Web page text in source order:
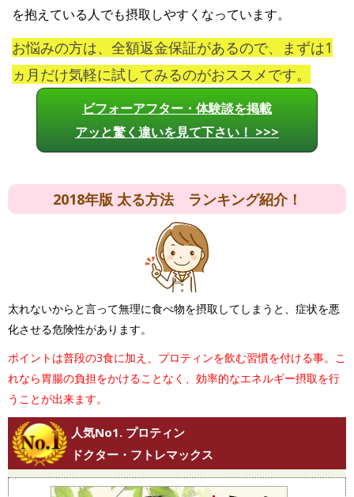
を抱えている人でも摂取しやすくなっています。
お悩みの方は、全額返金保証があるので、まずは1
ヵ月だけ気軽に試してみるのがおススメです。
ビフォーアフター・体験談を掲載
アッと驚く違いを見て下さい！ >>>
2018年版 太る方法 ランキング紹介！
太れないからと言って無理に食べ物を摂取してしまうと、症状を悪
化させる危険性があります。
ポイントは普段の3食に加え、プロティンを飲む習慣を付ける事。こ
れなら胃腸の負担をかけることなく、効率的なエネルギー摂取を行
うことが出来ます。
人気No1. プロティン
ドクター・フトレマックス